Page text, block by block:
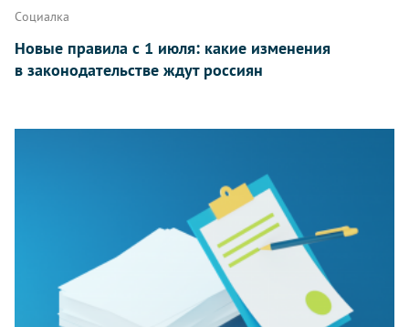
Социалка
Новые правила с 1 июля: какие изменения
в законодательстве ждут россиян